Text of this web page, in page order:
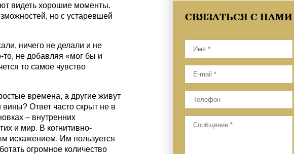
видеть хорошие моменты.
но с устаревшей
ничего не делали и не
то, не добавляя «мог бы и
то самое чувство
времена, а другие живут
Ответ часто скрыт не в
– внутренних
и мир. В когнитивно-
искажением. Им пользуется
огромное количество
СВЯЗАТЬСЯ С НАМИ